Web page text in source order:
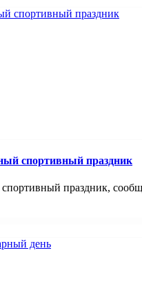
спортивный праздник
праздник,